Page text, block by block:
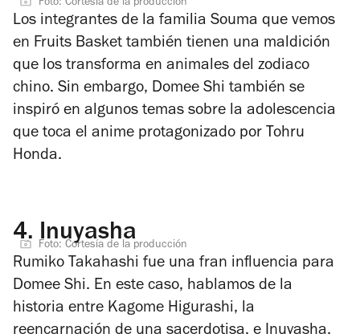
Foto: Cortesía de la producción
Los integrantes de la familia Souma que vemos
en Fruits Basket también tienen una maldición
que los transforma en animales del zodiaco
chino. Sin embargo, Domee Shi también se
inspiró en algunos temas sobre la adolescencia
que toca el anime protagonizado por Tohru
Honda.
4. Inuyasha
Foto: Cortesía de la producción
Rumiko Takahashi fue una fran influencia para
Domee Shi. En este caso, hablamos de la
historia entre Kagome Higurashi, la